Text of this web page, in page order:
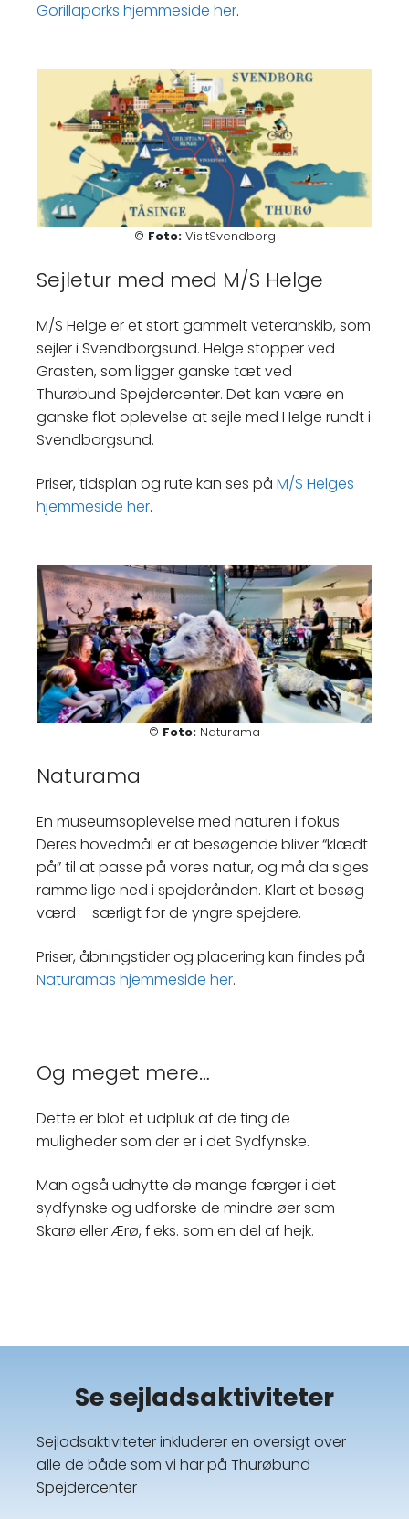
Gorillaparks hjemmeside her.
© Foto:VisitSvendborg
Sejletur med med M/S Helge
M/S Helge er et stort gammelt veteranskib, som
sejler i Svendborgsund. Helge stopper ved
Grasten, som ligger ganske tæt ved
Thurøbund Spejdercenter. Det kan være en
ganske flot oplevelse at sejle med Helge rundt i
Svendborgsund.
Priser, tidsplan og rute kan ses på M/S Helges
hjemmeside her.
© Foto: Naturama
Naturama
En museumsoplevelse med naturen i fokus.
Deres hovedmål er at besøgende bliver “klædt
på” til at passe på vores natur, og må da siges
ramme lige ned i spejderånden. Klart et besøg
værd – særligt for de yngre spejdere.
Priser, åbningstider og placering kan findes på
Naturamas hjemmeside her.
Og meget mere…
Dette er blot et udpluk af de ting de
muligheder som der er i det Sydfynske.
Man også udnytte de mange færger i det
sydfynske og udforske de mindre øer som
Skarø eller Ærø, f.eks. som en del af hejk.
Se sejladsaktiviteter
Sejladsaktiviteter inkluderer en oversigt over
alle de både som vi har på Thurøbund
Spejdercenter